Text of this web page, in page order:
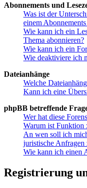
Abonnements und
Was ist der
einem
Wie kann ich ein
Thema abonnieren?
Wie kann ich ein
Wie deaktiviere ich
Dateianhänge
Welche
Kann ich eine
phpBB betreffende
Wer hat diese
Warum ist Funktion
An wen soll ich
juristische Anfragen
Wie kann ich einen
Registrierung